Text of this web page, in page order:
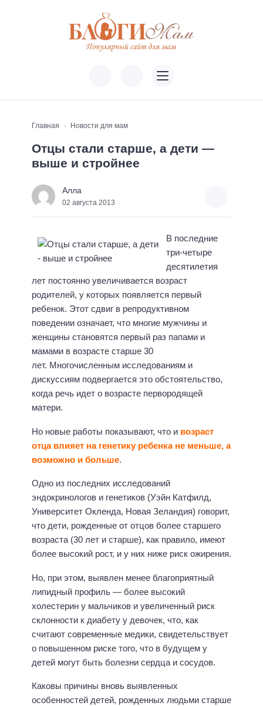
Главная Новости для мам
Отцы стали старше, а дети —
выше и стройнее
Алла
02 августа 2013
В последние
три-четыре
десятилетия
лет постоянно увеличивается возраст
родителей, у которых появляется первый
ребенок. Этот сдвиг в репродуктивном
поведении означает, что многие мужчины и
женщины становятся первый раз папами и
мамами в возрасте старше 30
лет. Многочисленным исследованиям и
дискуссиям подвергается это обстоятельство,
когда речь идет о возрасте первородящей
матери.
Но новые работы показывают, что и возраст
отца влияет на генетику ребенка не меньше, а
возможно и больше.
Одно из последних исследований
эндокринологов и генетиков (Уэйн Катфилд,
Университет Окленда, Новая Зеландия) говорит,
что дети, рожденные от отцов более старшего
возраста (30 лет и старше), как правило, имеют
более высокий рост, и у них ниже риск ожирения.
Но, при этом, выявлен менее благоприятный
липидный профиль — более высокий
холестерин у мальчиков и увеличенный риск
склонности к диабету у девочек, что, как
считают современные медики, свидетельствует
о повышенном риске того, что в будущем у
детей могут быть болезни сердца и сосудов.
Каковы причины вновь выявленных
особенностей детей, рожденных людьми старше